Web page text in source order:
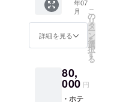
アチ
ケット
・諏訪
湖カ
シャツ
・諏訪
湖カ
ト掲載
・諏訪
湖カ
ヤック
受付展
示用寄
レート
名入れ
(紅やマ
リーナ
年07
月
詳細を見る
こ
の
リ
タ
ー
ン
を
選
択
す
る
80,
000 円
・ホテ